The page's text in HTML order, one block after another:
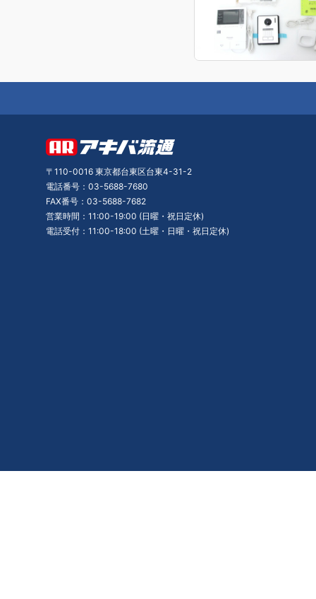
〒110-0016 東京都台東区台東4-31-2
電話番号：03-5688-7680
FAX番号：03-5688-7682
営業時間：11:00-19:00 (日曜・祝日定休)
電話受付：11:00-18:00 (土曜・日曜・祝日定休)